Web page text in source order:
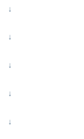
↓
↓
↓
↓
↓